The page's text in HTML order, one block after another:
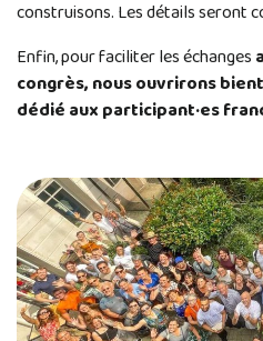
construisons. Les détails seront
Enfin, pour faciliter les échanges
congrès, nous ouvrirons
dédié aux participant·es